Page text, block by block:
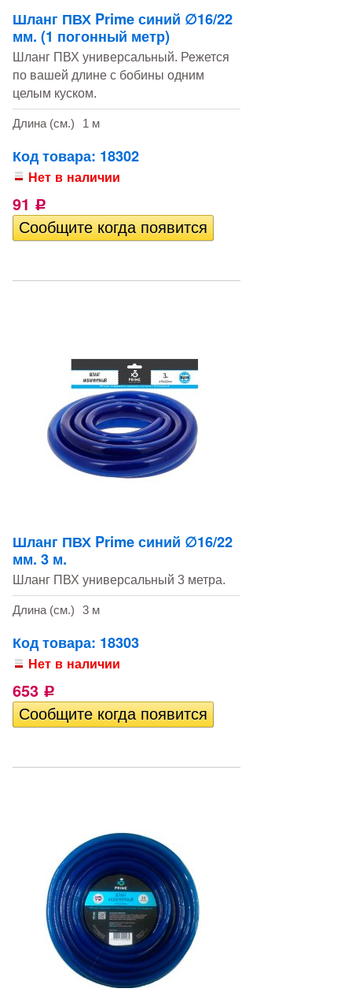
Шланг ПВХ Prime синий ∅16/22
мм. (1 погонный метр)
Шланг ПВХ универсальный. Режется
по вашей длине с бобины одним
целым куском.
Длина (см.) 1 м
Код товара: 18302
Нет в наличии
91 Р
Шланг ПВХ Prime синий ∅16/22
мм. 3 м.
Шланг ПВХ универсальный 3 метра.
Длина (см.) 3 м
Код товара: 18303
Нет в наличии
653 Р